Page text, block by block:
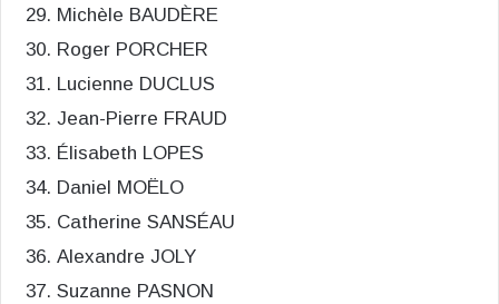
Michèle BAUDÈRE
Roger PORCHER
Lucienne DUCLUS
Jean-Pierre FRAUD
Élisabeth LOPES
Daniel MOËLO
Catherine SANSÉAU
Alexandre JOLY
Suzanne PASNON